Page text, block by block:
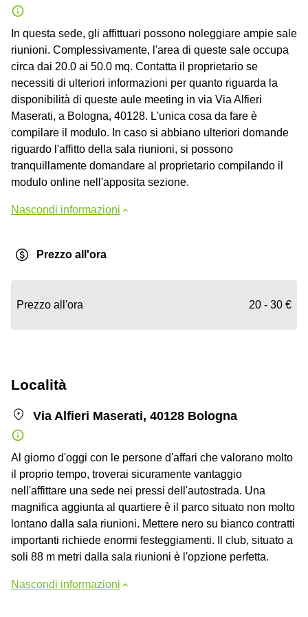
In questa sede, gli affittuari possono noleggiare ampie sale
riunioni. Complessivamente, l'area di queste sale occupa
circa dai 20.0 ai 50.0 mq. Contatta il proprietario se
necessiti di ulteriori informazioni per quanto riguarda la
disponibilità di queste aule meeting in via Via Alfieri
Maserati, a Bologna, 40128. L'unica cosa da fare è
compilare il modulo. In caso si abbiano ulteriori domande
riguardo l'affitto della sala riunioni, si possono
tranquillamente domandare al proprietario compilando il
modulo online nell'apposita sezione.
Nascondi informazioni
Prezzo all'ora
Prezzo all'ora 20 - 30 €
Località
Via Alfieri Maserati, 40128 Bologna
Al giorno d'oggi con le persone d'affari che valorano molto
il proprio tempo, troverai sicuramente vantaggio
nell'affittare una sede nei pressi dell'autostrada. Una
magnifica aggiunta al quartiere è il parco situato non molto
lontano dalla sala riunioni. Mettere nero su bianco contratti
importanti richiede enormi festeggiamenti. Il club, situato a
soli 88 m metri dalla sala riunioni è l'opzione perfetta.
Nascondi informazioni